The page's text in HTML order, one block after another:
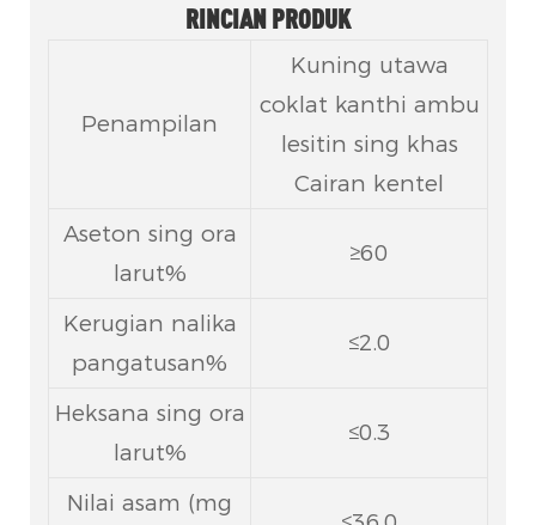
RINCIAN PRODUK
Penampilan
Kuning utawa
coklat kanthi ambu
lesitin sing khas
Cairan kentel
Aseton sing ora
larut%
≥60
Kerugian nalika
pangatusan%
≤2.0
Heksana sing ora
larut%
≤0.3
Nilai asam (mg